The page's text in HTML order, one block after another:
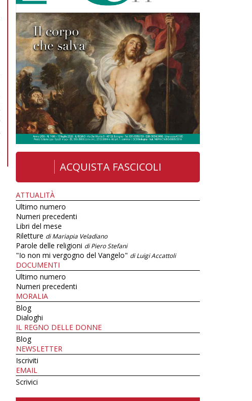
ACQUISTA FASCICOLI
ATTUALITÀ
Ultimo numero
Numeri precedenti
Libri del mese
Riletture di Mariapia Veladiano
Parole delle religioni di Piero Stefani
"Io non mi vergogno del Vangelo" di Luigi Accattoli
DOCUMENTI
Ultimo numero
Numeri precedenti
MORALIA
Blog
Dialoghi
IL REGNO DELLE DONNE
Blog
NEWSLETTER
Iscriviti
EMAIL
Scrivici